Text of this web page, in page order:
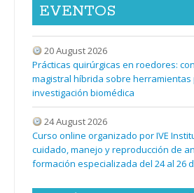
EVENTOS
20 August 2026
Prácticas quirúrgicas en roedores:
magistral híbrida sobre herramientas
investigación biomédica
24 August 2026
Curso online organizado por IVE
cuidado, manejo y reproducción de
formación especializada del 24 al 26